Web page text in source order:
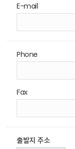
E-mail
Phone
Fax
출발지 주소